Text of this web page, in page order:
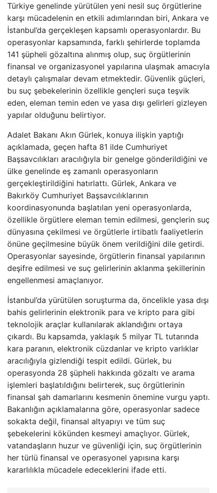
Türkiye genelinde yürütülen yeni nesil suç örgütlerine
karşı mücadelenin en etkili adımlarından biri, Ankara ve
İstanbul’da gerçekleşen kapsamlı operasyonlardır. Bu
operasyonlar kapsamında, farklı şehirlerde toplamda
141 şüpheli gözaltına alınmış olup, suç örgütlerinin
finansal ve organizasyonel yapılarına ulaşmak amacıyla
detaylı çalışmalar devam etmektedir. Güvenlik güçleri,
bu suç şebekelerinin özellikle gençleri suça teşvik
eden, eleman temin eden ve yasa dışı gelirleri gizleyen
yapılar olduğunu belirtiyor.
Adalet Bakanı Akın Gürlek, konuya ilişkin yaptığı
açıklamada, geçen hafta 81 ilde Cumhuriyet
Başsavcılıkları aracılığıyla bir genelge gönderildiğini ve
ülke genelinde eş zamanlı operasyonların
gerçekleştirildiğini hatırlattı. Gürlek, Ankara ve
Bakırköy Cumhuriyet Başsavcılıklarının
koordinasyonunda başlatılan yeni operasyonlarda,
özellikle örgütlere eleman temin edilmesi, gençlerin suç
dünyasına çekilmesi ve örgütlerle irtibatlı faaliyetlerin
önüne geçilmesine büyük önem verildiğini dile getirdi.
Operasyonlar sayesinde, örgütlerin finansal yapılarının
deşifre edilmesi ve suç gelirlerinin aklanma şekillerinin
engellenmesi amaçlanıyor.
İstanbul’da yürütülen soruşturma da, öncelikle yasa dışı
bahis gelirlerinin elektronik para ve kripto para gibi
teknolojik araçlar kullanılarak aklandığını ortaya
çıkardı. Bu kapsamda, yaklaşık 5 milyar TL tutarında
kara paranın, elektronik cüzdanlar ve kripto varlıklar
aracılığıyla gizlendiği tespit edildi. Gürlek, bu
operasyonda 28 şüpheli hakkında gözaltı ve arama
işlemleri başlatıldığını belirterek, suç örgütlerinin
finansal şah damarlarını kesmenin önemine vurgu yaptı.
Bakanlığın açıklamalarına göre, operasyonlar sadece
sokakta değil, finansal altyapıyı ve tüm suç
şebekelerini kökünden kesmeyi amaçlıyor. Gürlek,
vatandaşların huzur ve güvenliği için, suç örgütlerinin
her türlü finansal ve operasyonel yapısına karşı
kararlılıkla mücadele edeceklerini ifade etti.